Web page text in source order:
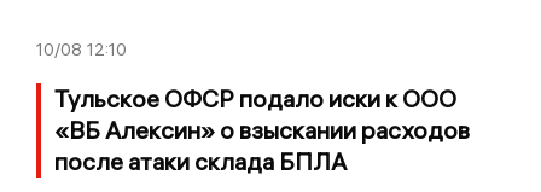
10/08 12:10
Тульское ОФСР подало иски к ООО
«ВБ Алексин» о взыскании расходов
после атаки склада БПЛА